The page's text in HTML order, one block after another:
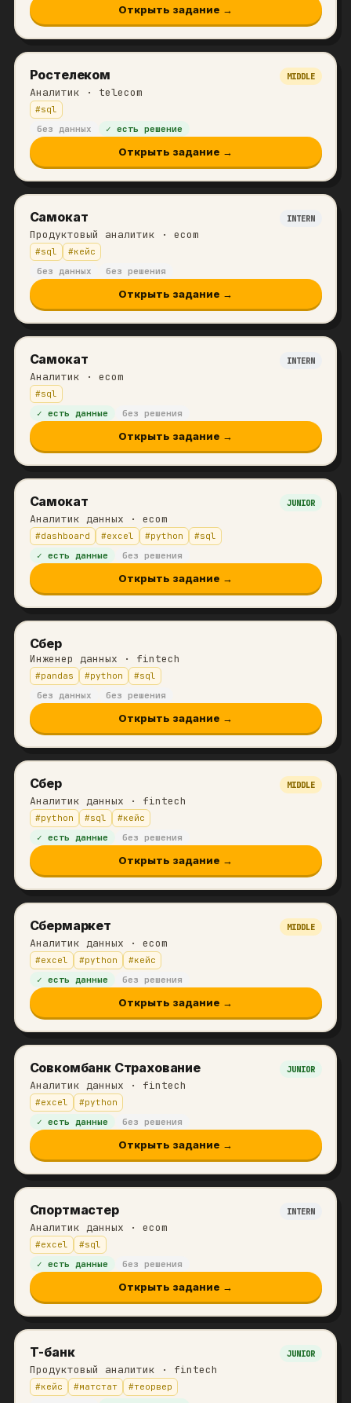
Открыть задание →
Ростелеком MIDDLE
Аналитик · telecom
#sql
без данных
✓ есть решение
Открыть задание →
Самокат INTERN
Продуктовый аналитик · ecom
#sql #кейс
без данных
без решения
Открыть задание →
Самокат INTERN
Аналитик · ecom
#sql
✓ есть данные
без решения
Открыть задание →
Самокат JUNIOR
Аналитик данных · ecom
#dashboard #excel #python #sql
✓ есть данные
без решения
Открыть задание →
Сбер
Инженер данных · fintech
#pandas #python #sql
без данных
без решения
Открыть задание →
Сбер MIDDLE
Аналитик данных · fintech
#python #sql #кейс
✓ есть данные
без решения
Открыть задание →
Сбермаркет MIDDLE
Аналитик данных · ecom
#excel #python #кейс
✓ есть данные
без решения
Открыть задание →
Совкомбанк Страхование JUNIOR
Аналитик данных · fintech
#excel #python
✓ есть данные
без решения
Открыть задание →
Спортмастер INTERN
Аналитик данных · ecom
#excel #sql
✓ есть данные
без решения
Открыть задание →
Т-банк JUNIOR
Продуктовый аналитик · fintech
#кейс #матстат #теорвер